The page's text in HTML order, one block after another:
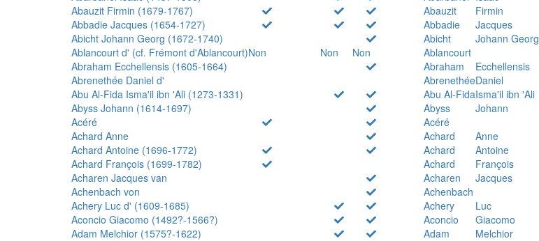
Abauzit Firmin (1679-1767)
Abauzit
Firmin
Abbadie Jacques (1654-1727)
Abbadie
Jacques
Abicht Johann Georg (1672-1740)
Abicht
Johann Georg
Ablancourt d' (cf. Frémont d'Ablancourt)Non Non Non
Ablancourt
Abraham Ecchellensis (1605-1664)
Abraham
Ecchellensis
Abrenethée Daniel d'
AbrenethéeDaniel
Abu Al-Fida Isma'il ibn 'Ali (1273-1331)
Abu Al-FidaIsma'il ibn 'Ali
Abyss Johann (1614-1697)
Abyss
Johann
Acéré
Acéré
Achard Anne
Achard
Anne
Achard Antoine (1696-1772)
Achard
Antoine
Achard François (1699-1782)
Achard
François
Acharen Jacques van
Acharen
Jacques
Achenbach von
Achenbach
Achery Luc d' (1609-1685)
Achery
Luc
Aconcio Giacomo (1492?-1566?)
Aconcio
Giacomo
Adam Melchior (1575?-1622)
Adam
Melchior